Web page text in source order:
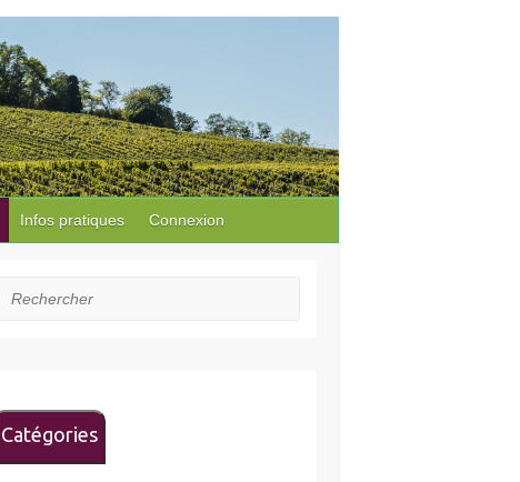
Infos pratiques Connexion
Rechercher
Catégories